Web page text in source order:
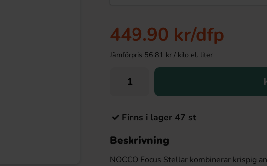
449.90 kr/dfp
Jämförpris 56.81 kr / kilo el. liter
Finns i lager 47 st
Beskrivning
NOCCO Focus Stellar kombinerar krispig